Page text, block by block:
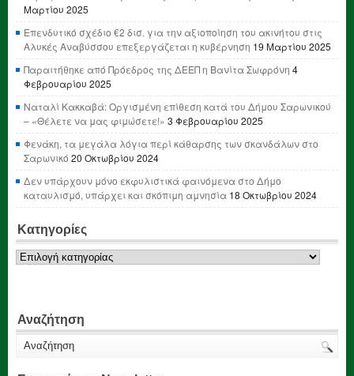
Μαρτίου 2025
Επενδυτικό σχέδιο €2 δισ. για την αξιοποίηση του ακινήτου στις
Αλυκές Αναβύσσου επεξεργάζεται η κυβέρνηση 19 Μαρτίου 2025
Παραιτήθηκε από Πρόεδρος της ΔΕΕΠ η Βανίτα Σωφρόνη 4
Φεβρουαρίου 2025
Ναταλί Κακκαβά: Οργισμένη επίθεση κατά του Δήμου Σαρωνικού
– «Θέλετε να μας φιμώσετε!» 3 Φεβρουαρίου 2025
Φενάκη, τα μεγάλα λόγια περί κάθαρσης των σκανδάλων στο
Σαρωνικό 20 Οκτωβρίου 2024
Δεν υπάρχουν μόνο εκφυλιστικά φαινόμενα στο Δήμο
καταυλισμό, υπάρχει και σκόπιμη αμνησία 18 Οκτωβρίου 2024
Κατηγορίες
Κατηγορίες
Αναζήτηση